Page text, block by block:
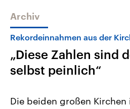
Themen
Archiv
Rekordeinnahmen aus der
„Diese Zahlen sind
selbst peinlich“
Die beiden großen Kirchen